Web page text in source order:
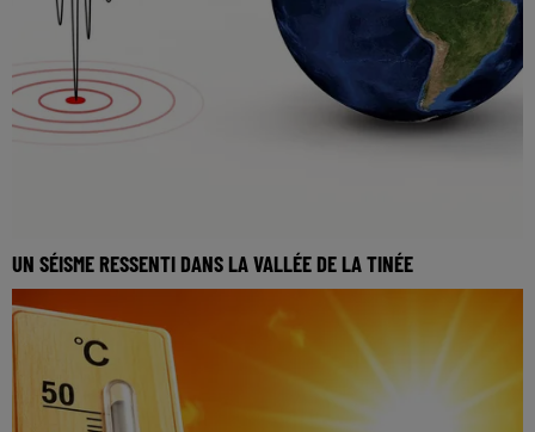
UN SÉISME RESSENTI DANS LA VALLÉE DE LA TINÉE